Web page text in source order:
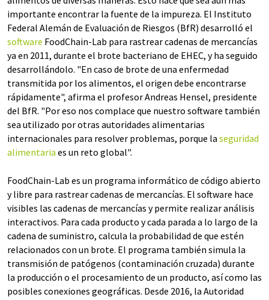
importante encontrar la fuente de la impureza. El Instituto
Federal Alemán de Evaluación de Riesgos (BfR) desarrolló el
software FoodChain-Lab para rastrear cadenas de mercancías
ya en 2011, durante el brote bacteriano de EHEC, y ha seguido
desarrollándolo. "En caso de brote de una enfermedad
transmitida por los alimentos, el origen debe encontrarse
rápidamente", afirma el profesor Andreas Hensel, presidente
del BfR. "Por eso nos complace que nuestro software también
sea utilizado por otras autoridades alimentarias
internacionales para resolver problemas, porque la seguridad
alimentaria es un reto global".
FoodChain-Lab es un programa informático de código abierto
y libre para rastrear cadenas de mercancías. El software hace
visibles las cadenas de mercancías y permite realizar análisis
interactivos. Para cada producto y cada parada a lo largo de la
cadena de suministro, calcula la probabilidad de que estén
relacionados con un brote. El programa también simula la
transmisión de patógenos (contaminación cruzada) durante
la producción o el procesamiento de un producto, así como las
posibles conexiones geográficas. Desde 2016, la Autoridad